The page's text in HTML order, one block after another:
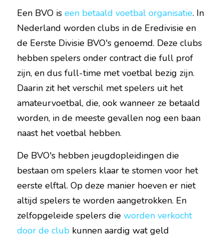
Een BVO is een betaald voetbal organisatie. In
Nederland worden clubs in de Eredivisie en
de Eerste Divisie BVO's genoemd. Deze clubs
hebben spelers onder contract die full prof
zijn, en dus full-time met voetbal bezig zijn.
Daarin zit het verschil met spelers uit het
amateurvoetbal, die, ook wanneer ze betaald
worden, in de meeste gevallen nog een baan
naast het voetbal hebben.
De BVO's hebben jeugdopleidingen die
bestaan om spelers klaar te stomen voor het
eerste elftal. Op deze manier hoeven er niet
altijd spelers te worden aangetrokken. En
zelfopgeleide spelers die worden verkocht
door de club kunnen aardig wat geld